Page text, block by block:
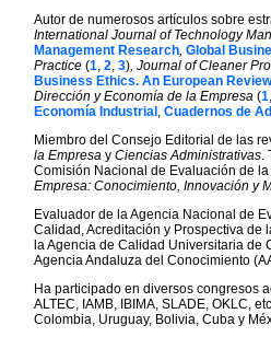
Autor de numerosos artículos sobre
International Journal of Technology
Management Research, Global
Practice (1, 2, 3), Journal of Cleaner
Business Ethics. An European Review
Dirección y Economía de la Empresa(1,
Economía Industrial , Cuadernos de
Miembro del Consejo Editorial de las
la Empresay Ciencias Administrativas.
Comisión Nacional de Evaluación de
Empresa: Conocimiento, Innovación y
Evaluador de la Agencia Nacional de
Calidad, Acreditación y Prospectiva de
la Agencia de Calidad Universitaria
Agencia Andaluza del Conocimiento
Ha participado en diversos congresos
ALTEC, IAMB, IBIMA, SLADE, OKLC,
Colombia, Uruguay, Bolivia, Cuba y